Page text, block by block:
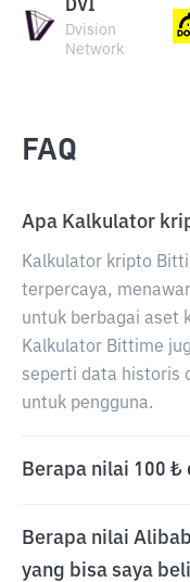
DVI
Dvision
Network
FAQ
Apa Kalkulator
Kalkulator kripto
terpercaya,
untuk berbagai aset
Kalkulator Bittime
seperti data historis
untuk pengguna.
Berapa nilai 100 ₺
Berapa nilai
yang bisa saya